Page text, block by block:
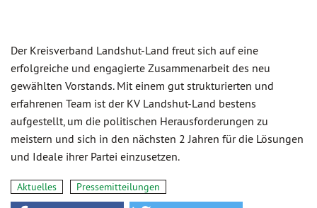
Der Kreisverband Landshut-Land freut sich auf eine
erfolgreiche und engagierte Zusammenarbeit des neu
gewählten Vorstands. Mit einem gut strukturierten und
erfahrenen Team ist der KV Landshut-Land bestens
aufgestellt, um die politischen Herausforderungen zu
meistern und sich in den nächsten 2 Jahren für die Lösungen
und Ideale ihrer Partei einzusetzen.
Aktuelles Pressemitteilungen